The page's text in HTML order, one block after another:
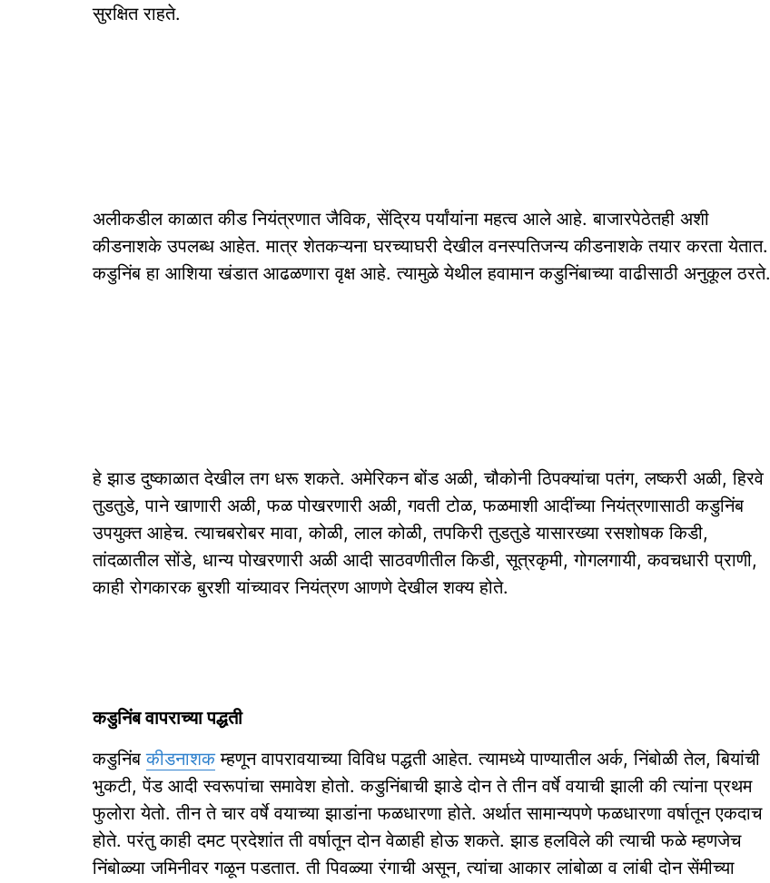
सुरक्षित राहते.
अलीकडील काळात कीड नियंत्रणात जैविक, सेंद्रिय पर्यांयांना महत्व आले आहे. बाजारपेठेतही अशी
कीडनाशके उपलब्ध आहेत. मात्र शेतकऱ्यना घरच्याघरी देखील वनस्पतिजन्य कीडनाशके तयार करता येतात.
कडुनिंब हा आशिया खंडात आढळणारा वृक्ष आहे. त्यामुळे येथील हवामान कडुनिंबाच्या वाढीसाठी अनुकूल ठरते.
हे झाड दुष्काळात देखील तग धरू शकते. अमेरिकन बोंड अळी, चौकोनी ठिपक्यांचा पतंग, लष्करी अळी, हिरवे
तुडतुडे, पाने खाणारी अळी, फळ पोखरणारी अळी, गवती टोळ, फळमाशी आदींच्या नियंत्रणासाठी कडुनिंब
उपयुक्त आहेच. त्याचबरोबर मावा, कोळी, लाल कोळी, तपकिरी तुडतुडे यासारख्या रसशोषक किडी,
तांदळातील सोंडे, धान्य पोखरणारी अळी आदी साठवणीतील किडी, सूत्रकृमी, गोगलगायी, कवचधारी प्राणी,
काही रोगकारक बुरशी यांच्यावर नियंत्रण आणणे देखील शक्य होते.
कडुनिंब वापराच्या पद्धती
कडुनिंबकीडनाशकम्हणून वापरावयाच्या विविध पद्धती आहेत. त्यामध्ये पाण्यातील अर्क, निंबोळी तेल, बियांची
भुकटी, पेंड आदी स्वरूपांचा समावेश होतो. कडुनिंबाची झाडे दोन ते तीन वर्षे वयाची झाली की त्यांना प्रथम
फुलोरा येतो. तीन ते चार वर्षे वयाच्या झाडांना फळधारणा होते. अर्थात सामान्यपणे फळधारणा वर्षातून एकदाच
होते. परंतु काही दमट प्रदेशांत ती वर्षातून दोन वेळाही होऊ शकते. झाड हलविले की त्याची फळे म्हणजेच
निंबोळ्या जमिनीवर गळून पडतात. ती पिवळ्या रंगाची असून, त्यांचा आकार लांबोळा व लांबी दोन सेंमीच्या